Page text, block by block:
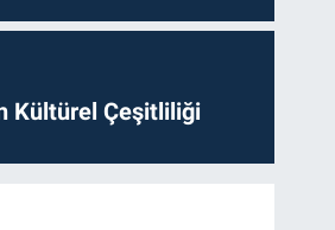
Kültürel Çeşitliliği